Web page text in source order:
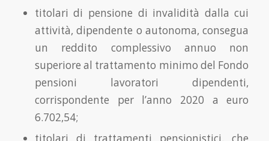
titolari di pensione di invalidità dalla cui
attività, dipendente o autonoma, consegua
un reddito complessivo annuo non
superiore al trattamento minimo del Fondo
pensioni lavoratori dipendenti,
corrispondente per l’anno 2020 a euro
6.702,54;